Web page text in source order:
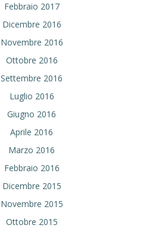
Febbraio 2017
Dicembre 2016
Novembre 2016
Ottobre 2016
Settembre 2016
Luglio 2016
Giugno 2016
Aprile 2016
Marzo 2016
Febbraio 2016
Dicembre 2015
Novembre 2015
Ottobre 2015